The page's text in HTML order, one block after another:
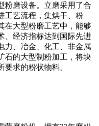
粉磨设备。立磨采用了合
工艺流程，集烘干、粉
在大型粉磨工艺中，能够
、经济指标达到国际先进
力、冶金、化工、非金属
石的大型制粉加工，将块
求的粉状物料。